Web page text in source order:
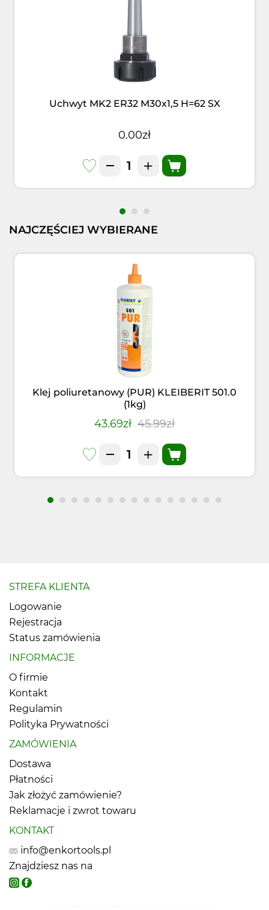
Uchwyt MK2 ER32 M30x1,5 H=62 SX
0.00zł
NAJCZĘŚCIEJ WYBIERANE
Klej poliuretanowy (PUR) KLEIBERIT 501.0
(1kg)
43.69zł 45.99zł
STREFA KLIENTA
Logowanie
Rejestracja
Status zamówienia
INFORMACJE
O firmie
Kontakt
Regulamin
Polityka Prywatności
ZAMÓWIENIA
Dostawa
Płatności
Jak złożyć zamówienie?
Reklamacje i zwrot towaru
KONTAKT
info@enkortools.pl
Znajdziesz nas na